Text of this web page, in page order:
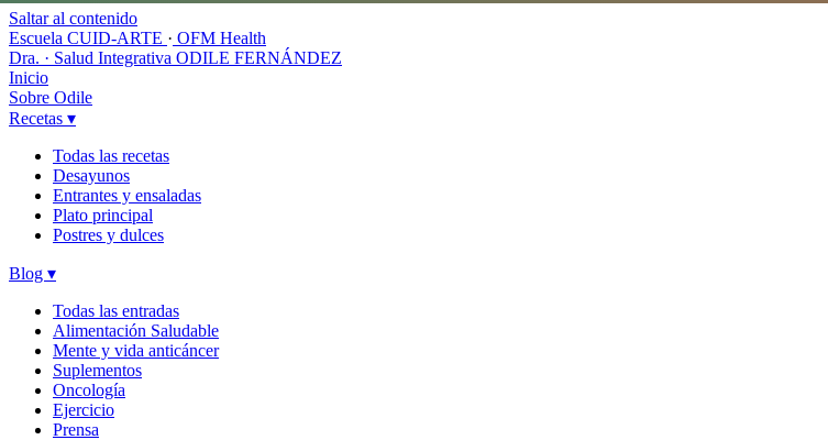
Saltar al contenido
Escuela CUID-ARTE · OFM Health
Dra. · Salud Integrativa ODILE FERNÁNDEZ
Inicio
Sobre Odile
Recetas ▾
Todas las recetas
Desayunos
Entrantes y ensaladas
Plato principal
Postres y dulces
Blog ▾
Todas las entradas
Alimentación Saludable
Mente y vida anticáncer
Suplementos
Oncología
Ejercicio
Prensa